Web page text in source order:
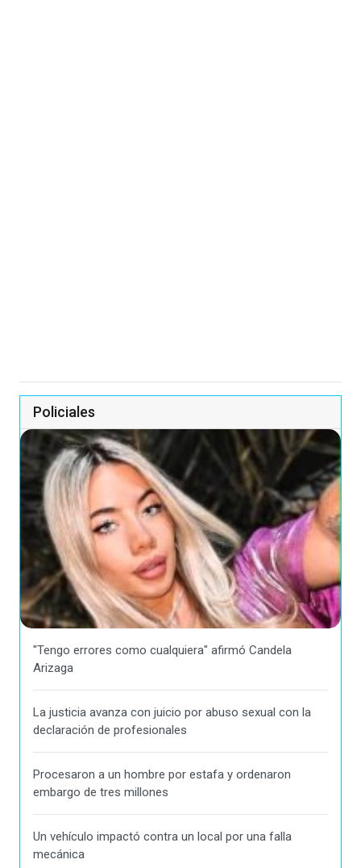
Policiales
"Tengo errores como cualquiera" afirmó Candela
Arizaga
La justicia avanza con juicio por abuso sexual con la
declaración de profesionales
Procesaron a un hombre por estafa y ordenaron
embargo de tres millones
Un vehículo impactó contra un local por una falla
mecánica